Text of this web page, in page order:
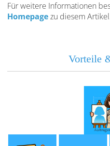
Für weitere Informationen
Homepagezu diesem
Vorteile